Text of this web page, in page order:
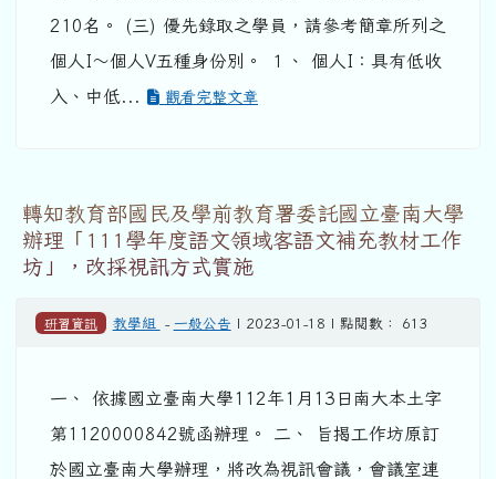
210名。 (三) 優先錄取之學員，請參考簡章所列之
個人I～個人V五種身份別。 １、 個人I：具有低收
入、中低...
觀看完整文章
轉知教育部國民及學前教育署委託國立臺南大學
辦理「111學年度語文領域客語文補充教材工作
坊」，改採視訊方式實施
研習資訊 教學組 - 一般公告 | 2023-01-18 | 點閱數： 613
一、 依據國立臺南大學112年1月13日南大本土字
第1120000842號函辦理。 二、 旨揭工作坊原訂
於國立臺南大學辦理，將改為視訊會議，會議室連